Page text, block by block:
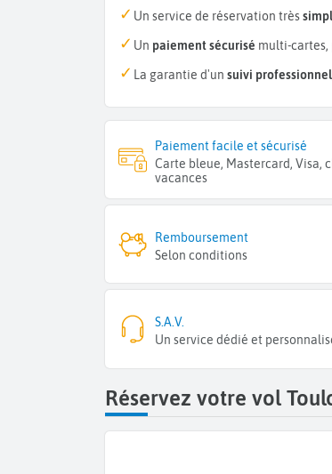
Un service de réservation très
Un paiement sécurisé multi-cartes,
La garantie d'un suivi professionnel
Paiement facile et sécurisé
Carte bleue, Mastercard, Visa,
vacances
Remboursement
Selon conditions
S.A.V.
Un service dédié et
Réservez votre vol